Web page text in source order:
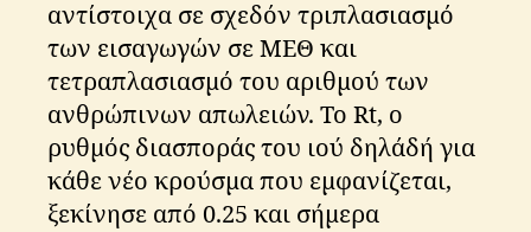
αντίστοιχα σε σχεδόν τριπλασιασμό
των εισαγωγών σε ΜΕΘ και
τετραπλασιασμό του αριθμού των
ανθρώπινων απωλειών. Το Rt, ο
ρυθμός διασποράς του ιού δηλάδή για
κάθε νέο κρούσμα που εμφανίζεται,
ξεκίνησε από 0.25 και σήμερα